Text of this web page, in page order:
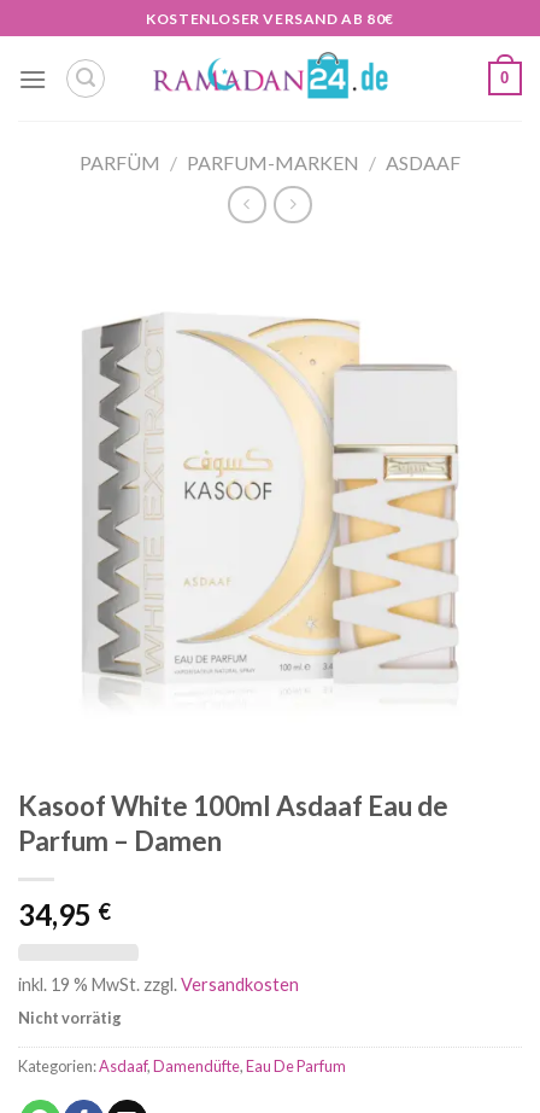
Inhalt
springen
KOSTENLOSER VERSAND AB 80€
0
PARFÜM / PARFUM-MARKEN / ASDAAF
Kasoof White 100ml Asdaaf Eau de
Parfum – Damen
34,95 €
inkl. 19 % MwSt. zzgl.Versandkosten
Nicht vorrätig
Kategorien:Asdaaf,Damendüfte,Eau De Parfum